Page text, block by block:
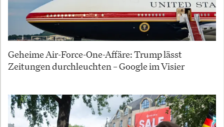
Geheime Air-Force-One-Affäre: Trump lässt
Zeitungen durchleuchten – Google im Visier